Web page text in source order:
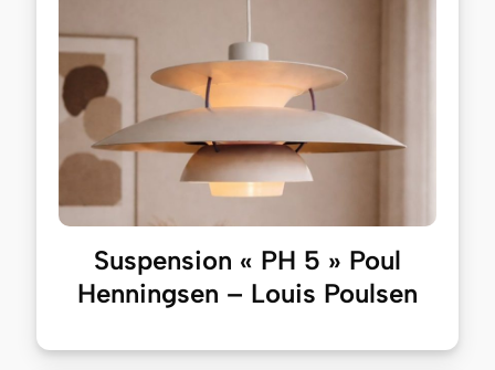
Suspension « PH 5 » Poul
Henningsen – Louis Poulsen